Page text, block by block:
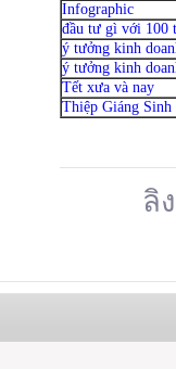
Infographic
đầu tư gì với 100
ý tưởng kinh
ý tưởng kinh
Tết xưa và nay
Thiệp Giáng Sinh
ลิ